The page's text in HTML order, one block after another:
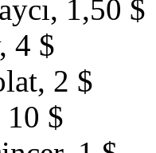
1,50 $
4 $
2 $
10 $